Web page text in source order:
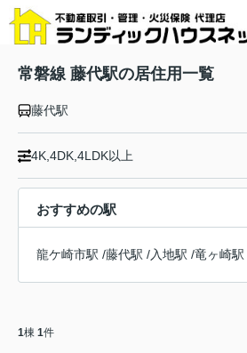
常磐線 藤代駅の居住用一覧
藤代駅
4K,4DK,4LDK以上
おすすめの駅
龍ケ崎市駅 /藤代駅 /入地駅 /竜ヶ崎駅
1棟 1件